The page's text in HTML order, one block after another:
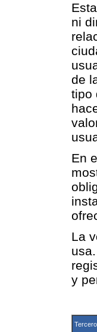
ni
de
tipo
En
La
y
Tercero